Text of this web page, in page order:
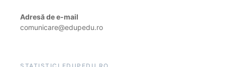
Adresă de e-mail
comunicare@edupedu.ro